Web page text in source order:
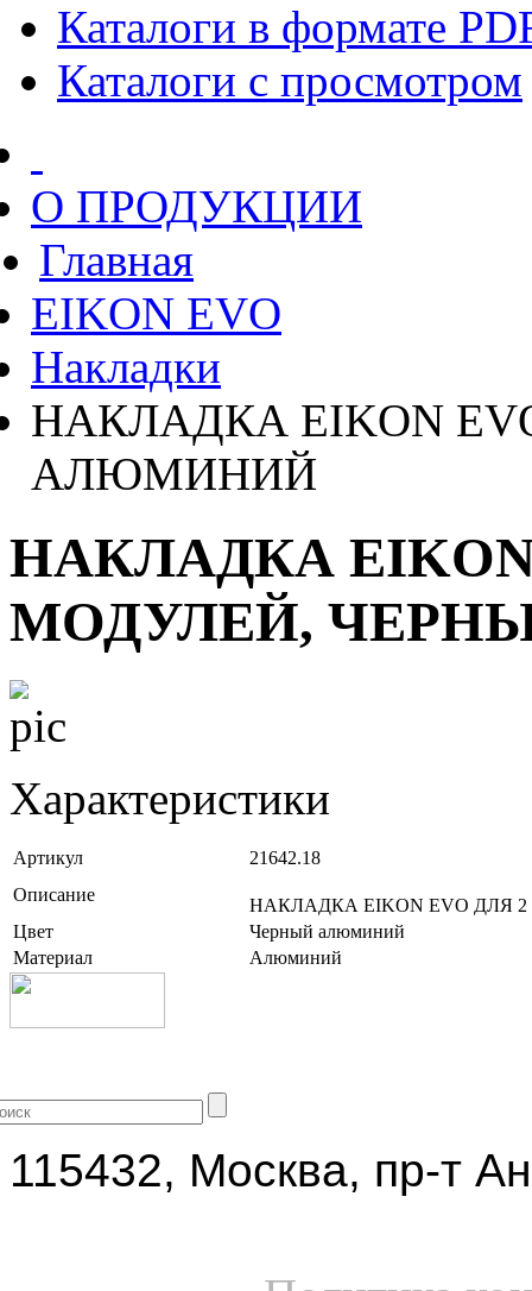
Каталоги в формате
Каталоги с просмотром
О ПРОДУКЦИИ
Главная
EIKON EVO
Накладки
НАКЛАДКА EIKON
АЛЮМИНИЙ
НАКЛАДКА
МОДУЛЕЙ,
Характеристики
Артикул
21642.18
Описание
НАКЛАДКА EIKON EVO
Цвет
Черный алюминий
Материал
Алюминий
115432, Москва, пр-т